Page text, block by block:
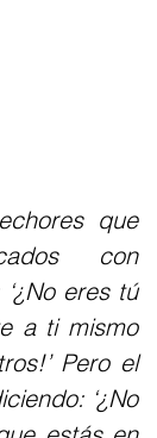
que
con
eres tú
a ti mismo
Pero el
‘¿No